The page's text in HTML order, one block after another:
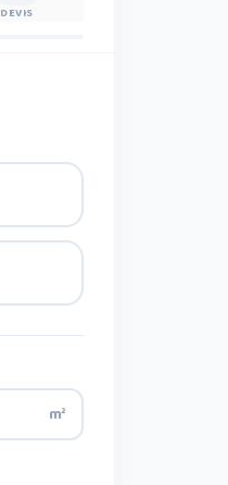
DEVIS
m²